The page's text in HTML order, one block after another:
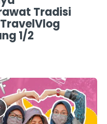
Tradisi
1/2